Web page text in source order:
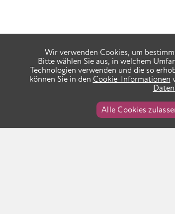
Wir verwenden Cookies, um
Bitte wählen Sie aus, in welchem
Technologien verwenden und die so
können Sie in den Cookie-Informationen
Alle Cookies